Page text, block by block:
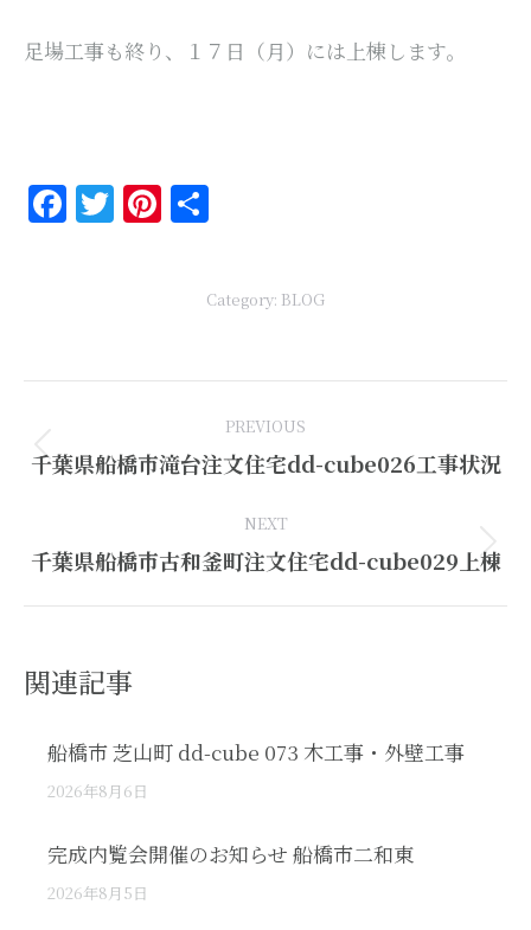
足場工事も終り、１７日（月）には上棟します。
Facebook
Twitter
Pinterest
Category: BLOG
PREVIOUS
Previous
千葉県船橋市滝台注文住宅dd-cube026工事状況
NEXT
Next
千葉県船橋市古和釜町注文住宅dd-cube029上棟
関連記事
船橋市 芝山町 dd-cube 073 木工事・外壁工事
2026年8月6日
完成内覧会開催のお知らせ 船橋市二和東
2026年8月5日